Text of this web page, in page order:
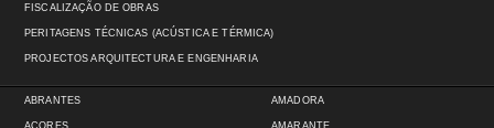
FISCALIZAÇÃO DE OBRAS
PERITAGENS TÉCNICAS (ACÚSTICA E TÉRMICA)
PROJECTOS ARQUITECTURA E ENGENHARIA
ABRANTES
AÇORES
AMADORA
AMARANTE